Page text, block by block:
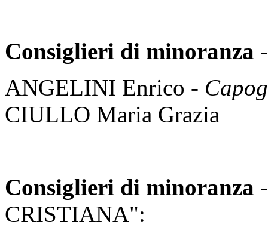
Consiglieri di minoranza
ANGELINI Enrico -
CIULLO Maria Grazia
Consiglieri di minoranza
CRISTIANA":